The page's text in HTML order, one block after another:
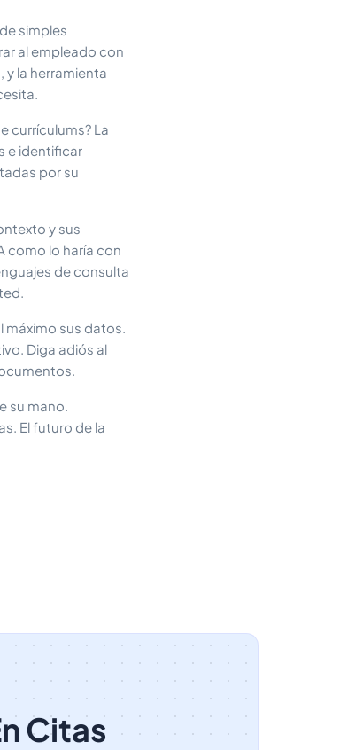
simples
al empleado con
y la herramienta
currículums? La
e identificar
por su
y sus
como lo haría con
de consulta
sus datos.
Diga adiós al
su mano.
El futuro de la
Citas